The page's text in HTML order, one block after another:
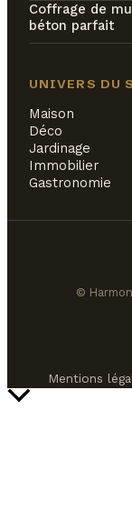
Coffrage de
béton parfait
UNIVERS DU
Maison
Déco
Jardinage
Immobilier
Gastronomie
©
Mentions